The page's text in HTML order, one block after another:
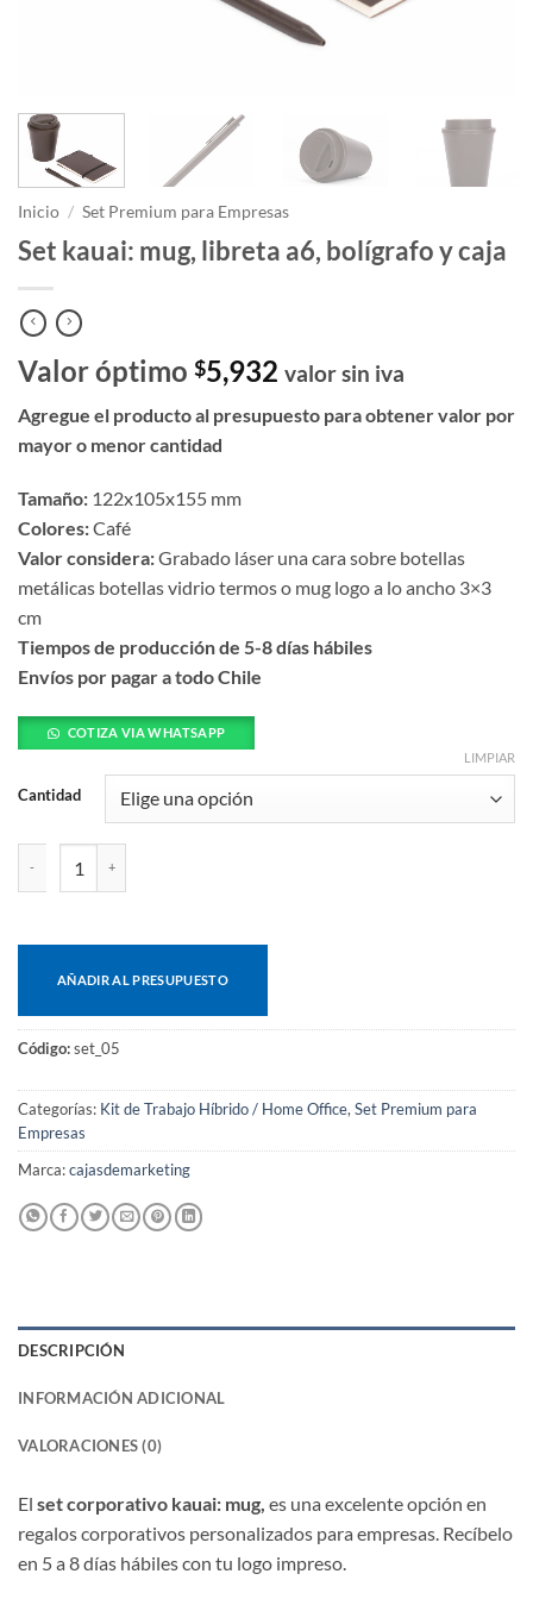
Inicio / Set Premium para Empresas
Set kauai: mug, libreta a6, bolígrafo y caja
Valor óptimo $5,932 valor sin iva
Agregue el producto al presupuesto para obtener valor por
mayor o menor cantidad
Tamaño: 122x105x155 mm
Colores:Café
Valor considera:Grabado láser una cara sobre botellas
metálicas botellas vidrio termos o mug logo a lo ancho 3×3
cm
Tiempos de producción de 5-8 días hábiles
Envíos por pagar a todo Chile
COTIZA VIA WHATSAPP
Cantidad
LIMPIAR
AÑADIR AL PRESUPUESTO
Código:set_05
Categorías: Kit de Trabajo Híbrido / Home Office,Set Premium para
Empresas
Marca:cajasdemarketing
DESCRIPCIÓN
INFORMACIÓN ADICIONAL
VALORACIONES (0)
El set corporativo kauai: mug, es una excelente opción en
regalos corporativos personalizados para empresas. Recíbelo
en 5 a 8 días hábiles con tu logo impreso.